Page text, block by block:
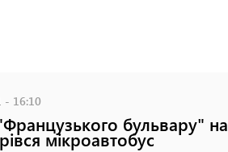
- 16:10
бульвару" на
мікроавтобус